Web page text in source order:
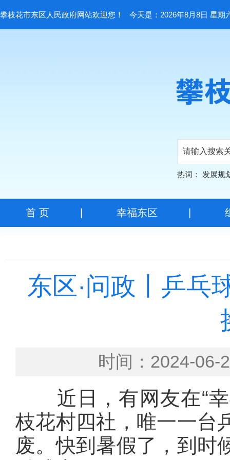
攀枝花市东区人民政府网站欢迎您！ 今天是：2026年8月8日 星期
热词： 发展规
首 页| 幸福东区
东区·问政丨乒乓
时间：2024-
近日，有网友在“幸
枝花村四社，唯一一台
废。快到暑假了，到时